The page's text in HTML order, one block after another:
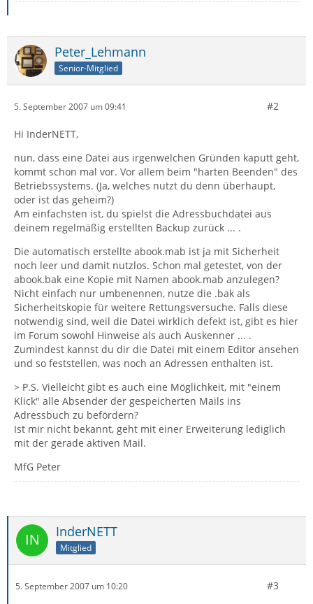
Peter_Lehmann
Senior-Mitglied
5. September 2007 um 09:41 #2
Hi InderNETT,
nun, dass eine Datei aus irgenwelchen Gründen kaputt geht,
kommt schon mal vor. Vor allem beim "harten Beenden" des
Betriebssystems. (Ja, welches nutzt du denn überhaupt,
oder ist das geheim?)
Am einfachsten ist, du spielst die Adressbuchdatei aus
deinem regelmäßig erstellten Backup zurück ... .
Die automatisch erstellte abook.mab ist ja mit Sicherheit
noch leer und damit nutzlos. Schon mal getestet, von der
abook.bak eine Kopie mit Namen abook.mab anzulegen?
Nicht einfach nur umbenennen, nutze die .bak als
Sicherheitskopie für weitere Rettungsversuche. Falls diese
notwendig sind, weil die Datei wirklich defekt ist, gibt es hier
im Forum sowohl Hinweise als auch Auskenner ... .
Zumindest kannst du dir die Datei mit einem Editor ansehen
und so feststellen, was noch an Adressen enthalten ist.
> P.S. Vielleicht gibt es auch eine Möglichkeit, mit "einem
Klick" alle Absender der gespeicherten Mails ins
Adressbuch zu befördern?
Ist mir nicht bekannt, geht mit einer Erweiterung lediglich
mit der gerade aktiven Mail.
MfG Peter
InderNETT
Mitglied
5. September 2007 um 10:20 #3